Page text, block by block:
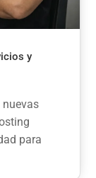
y
nuevas
para